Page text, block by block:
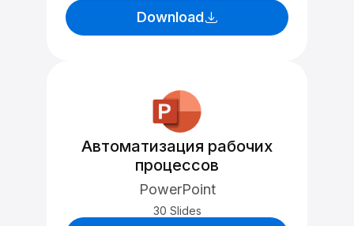
Download
Автоматизация рабочих
процессов
PowerPoint
30 Slides